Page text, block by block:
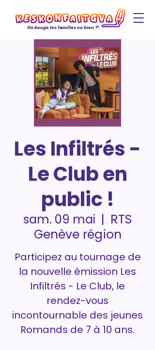
On bouge les familles ou bien ?!
Les Infiltrés -
Le Club en
public !
sam. 09 mai
  |
RTS
Genève région
Participez au tournage de
la nouvelle émission Les
Infiltrés - Le Club, le
rendez-vous
incontournable des jeunes
Romands de 7 à 10 ans.